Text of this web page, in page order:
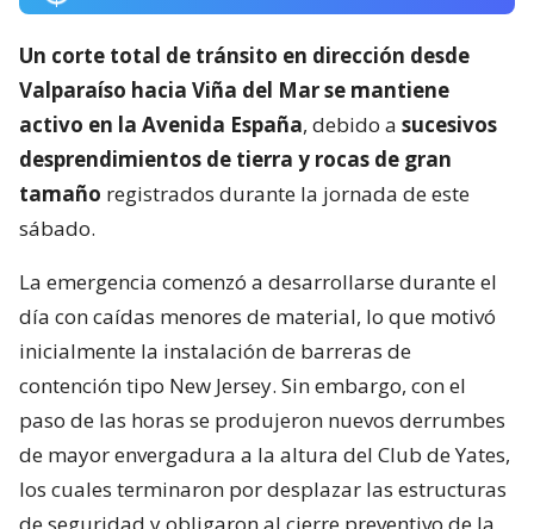
Un corte total de tránsito en dirección desde
Valparaíso hacia Viña del Mar se mantiene
activo en la Avenida España, debido a sucesivos
desprendimientos de tierra y rocas de gran
tamaño registrados durante la jornada de este
sábado.
La emergencia comenzó a desarrollarse durante el
día con caídas menores de material, lo que motivó
inicialmente la instalación de barreras de
contención tipo New Jersey. Sin embargo, con el
paso de las horas se produjeron nuevos derrumbes
de mayor envergadura a la altura del Club de Yates,
los cuales terminaron por desplazar las estructuras